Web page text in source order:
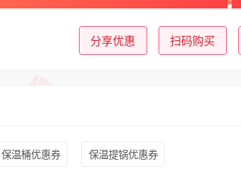
分享优惠 扫码购买
保温桶优惠券 保温提锅优惠券